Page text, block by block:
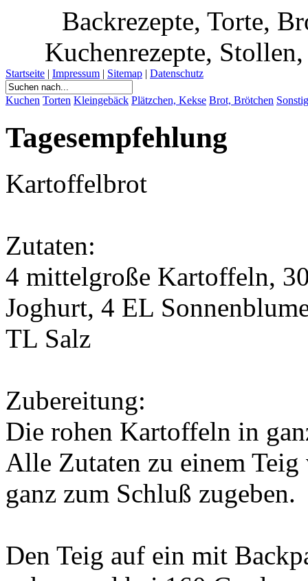
Backrezepte, Torte,
Kuchenrezepte,
Startseite | Impressum | Sitemap | Datenschutz
Kuchen Torten Kleingebäck Plätzchen, Kekse Brot, Brötchen
Tagesempfehlung
Kartoffelbrot
Zutaten:
4 mittelgroße Kartoffeln,
Joghurt, 4 EL
TL Salz
Zubereitung:
Die rohen Kartoffeln in
Alle Zutaten zu einem
ganz zum Schluß zugeben.
Den Teig auf ein mit